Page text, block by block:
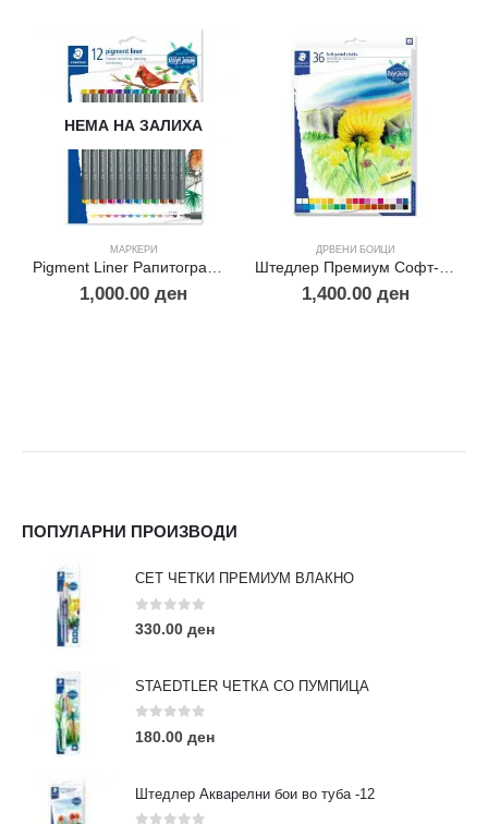
НЕМА НА ЗАЛИХА
МАРКЕРИ
Pigment Liner Рапитографи во боја
1,000.00 ден
ДРВЕНИ БОИЦИ
Штедлер Премиум Софт-сув пастел – 36
1,400.00 ден
ПОПУЛАРНИ ПРОИЗВОДИ
СЕТ ЧЕТКИ ПРЕМИУМ ВЛАКНО
0 out of 5
330.00 ден
STAEDTLER ЧЕТКА СО ПУМПИЦА
0 out of 5
180.00 ден
Штедлер Акварелни бои во туба -12